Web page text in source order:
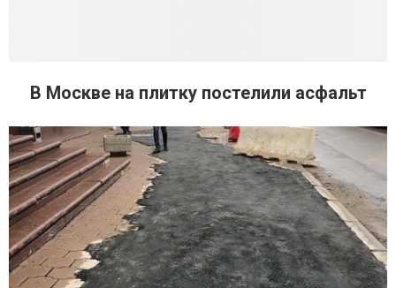
В Москве на плитку постелили асфальт